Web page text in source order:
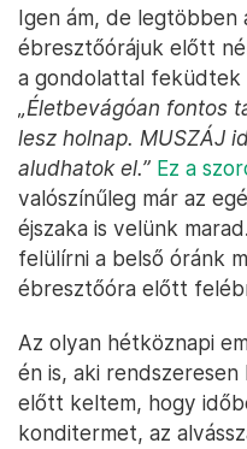
Igen ám, de
ébresztőórájuk előtt
a gondolattal feküdtek
„Életbevágóan fontos
lesz holnap. MUSZÁJ
aludhatok el.” Ez a
valószínűleg már az
éjszaka is velünk
felülírni a belső óránk
ébresztőóra előtt
Az olyan hétköznapi
én is, aki
előtt keltem, hogy
konditermet, az